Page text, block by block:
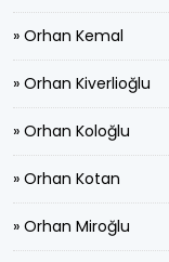
» Orhan Kemal
» Orhan Kiverlioğlu
» Orhan Koloğlu
» Orhan Kotan
» Orhan Miroğlu